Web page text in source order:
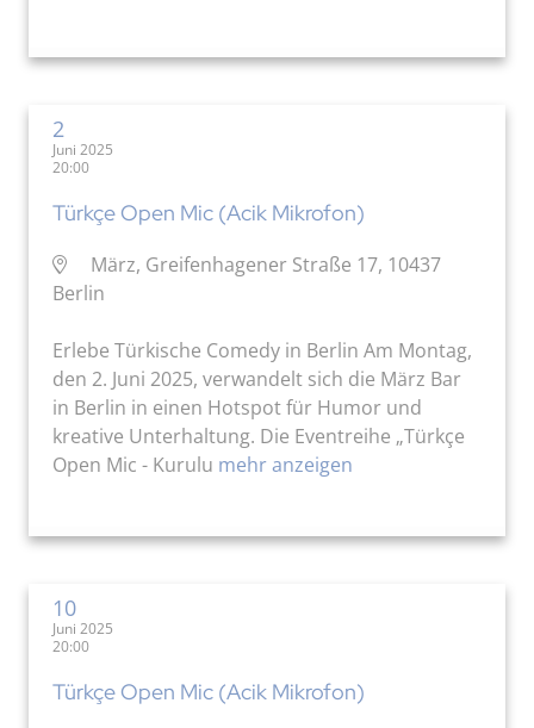
2
Juni 2025
20:00
Türkçe Open Mic (Acik Mikrofon)
März, Greifenhagener Straße 17, 10437
Berlin
Erlebe Türkische Comedy in Berlin Am Montag,
den 2. Juni 2025, verwandelt sich die März Bar
in Berlin in einen Hotspot für Humor und
kreative Unterhaltung. Die Eventreihe „Türkçe
Open Mic - Kurulu mehr anzeigen
10
Juni 2025
20:00
Türkçe Open Mic (Acik Mikrofon)